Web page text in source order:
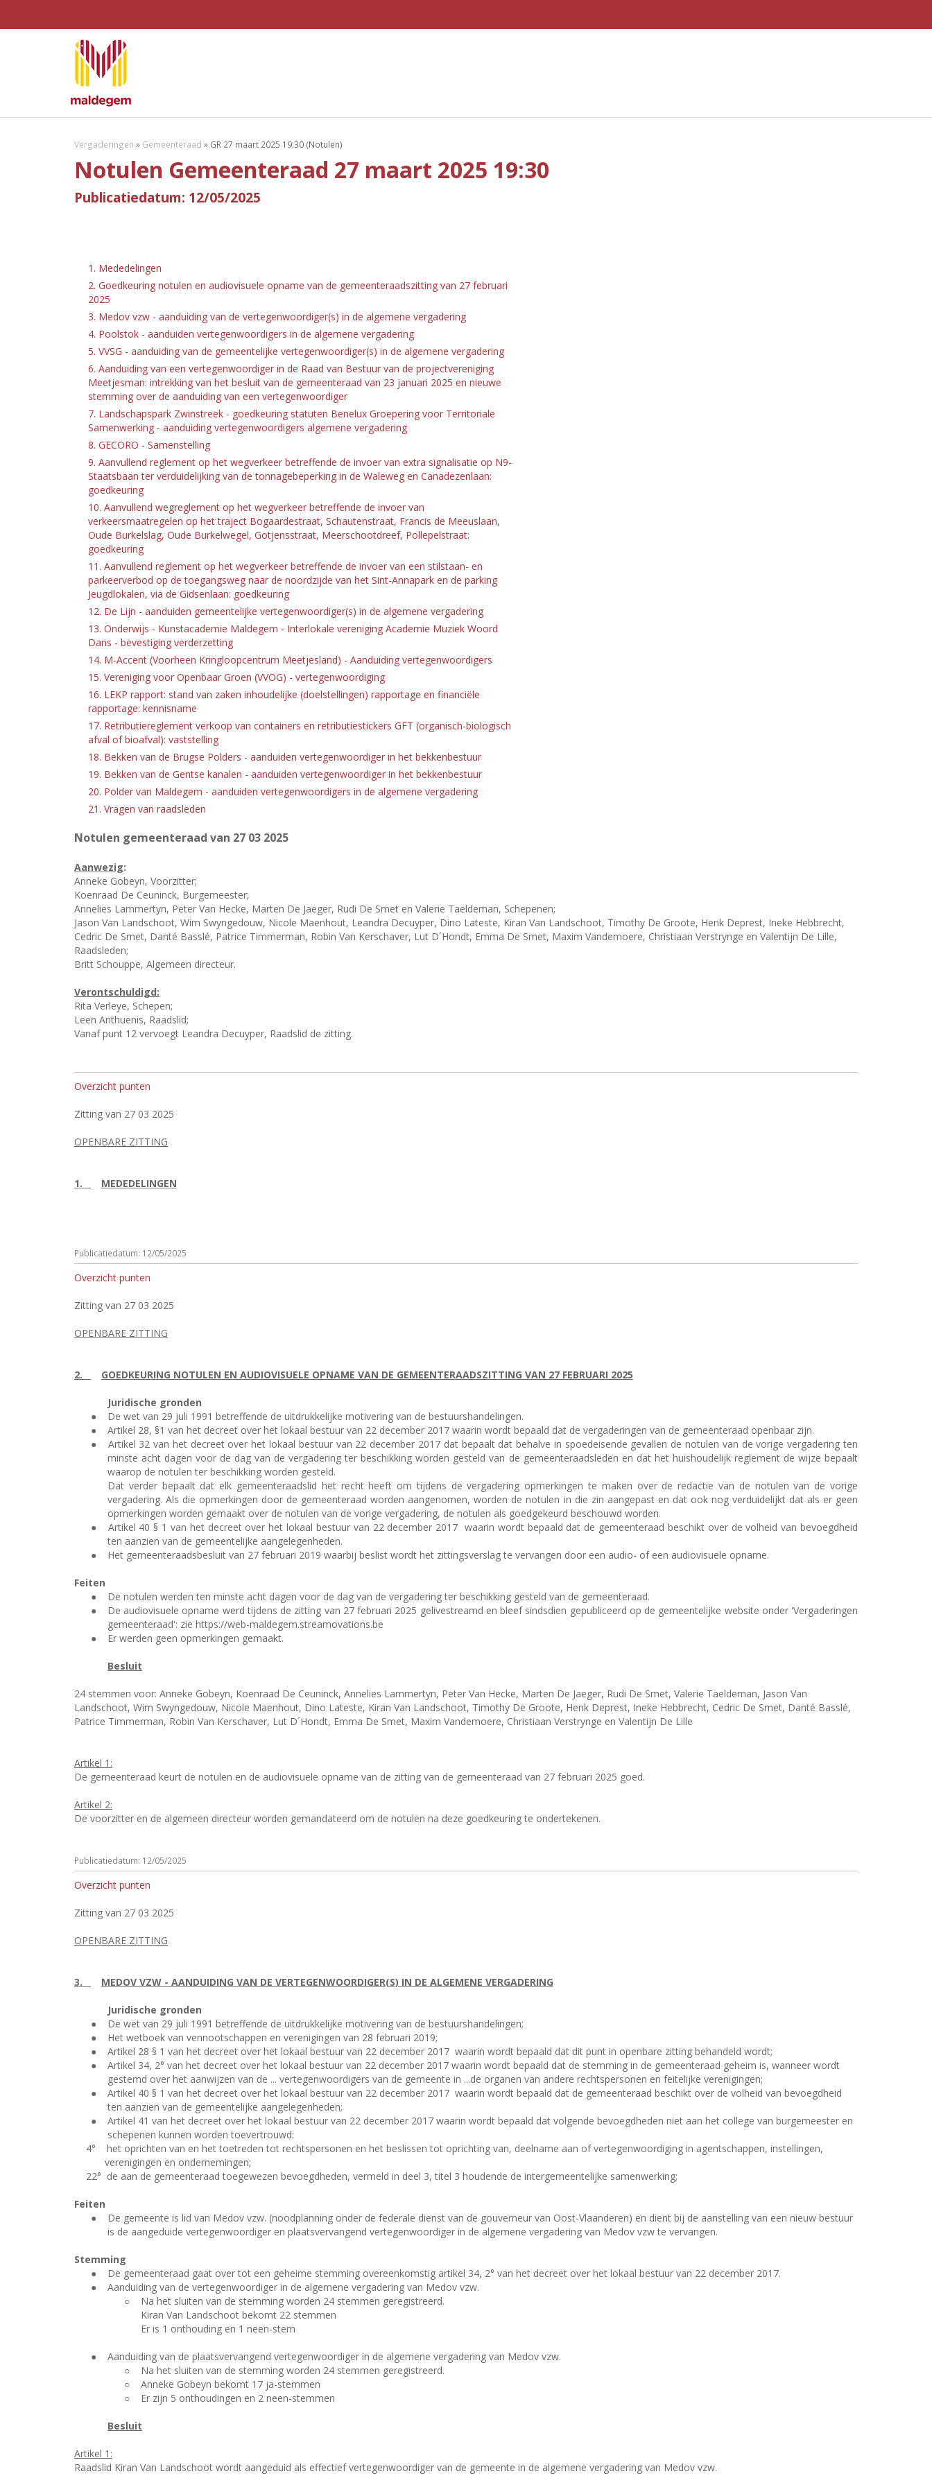
Vergaderingen » Gemeenteraad » GR 27 maart 2025 19:30 (Notulen)
Notulen Gemeenteraad 27 maart 2025 19:30
Publicatiedatum: 12/05/2025
1. Mededelingen
2. Goedkeuring notulen en audiovisuele opname van de gemeenteraadszitting van 27 februari
2025
3. Medov vzw - aanduiding van de vertegenwoordiger(s) in de algemene vergadering
4. Poolstok - aanduiden vertegenwoordigers in de algemene vergadering
5. VVSG - aanduiding van de gemeentelijke vertegenwoordiger(s) in de algemene vergadering
6. Aanduiding van een vertegenwoordiger in de Raad van Bestuur van de projectvereniging
Meetjesman: intrekking van het besluit van de gemeenteraad van 23 januari 2025 en nieuwe
stemming over de aanduiding van een vertegenwoordiger
7. Landschapspark Zwinstreek - goedkeuring statuten Benelux Groepering voor Territoriale
Samenwerking - aanduiding vertegenwoordigers algemene vergadering
8. GECORO - Samenstelling
9. Aanvullend reglement op het wegverkeer betreffende de invoer van extra signalisatie op N9-
Staatsbaan ter verduidelijking van de tonnagebeperking in de Waleweg en Canadezenlaan:
goedkeuring
10. Aanvullend wegreglement op het wegverkeer betreffende de invoer van
verkeersmaatregelen op het traject Bogaardestraat, Schautenstraat, Francis de Meeuslaan,
Oude Burkelslag, Oude Burkelwegel, Gotjensstraat, Meerschootdreef, Pollepelstraat:
goedkeuring
11. Aanvullend reglement op het wegverkeer betreffende de invoer van een stilstaan- en
parkeerverbod op de toegangsweg naar de noordzijde van het Sint-Annapark en de parking
Jeugdlokalen, via de Gidsenlaan: goedkeuring
12. De Lijn - aanduiden gemeentelijke vertegenwoordiger(s) in de algemene vergadering
13. Onderwijs - Kunstacademie Maldegem - Interlokale vereniging Academie Muziek Woord
Dans - bevestiging verderzetting
14. M-Accent (Voorheen Kringloopcentrum Meetjesland) - Aanduiding vertegenwoordigers
15. Vereniging voor Openbaar Groen (VVOG) - vertegenwoordiging
16. LEKP rapport: stand van zaken inhoudelijke (doelstellingen) rapportage en financiële
rapportage: kennisname
17. Retributiereglement verkoop van containers en retributiestickers GFT (organisch-biologisch
afval of bioafval): vaststelling
18. Bekken van de Brugse Polders - aanduiden vertegenwoordiger in het bekkenbestuur
19. Bekken van de Gentse kanalen - aanduiden vertegenwoordiger in het bekkenbestuur
20. Polder van Maldegem - aanduiden vertegenwoordigers in de algemene vergadering
21. Vragen van raadsleden
Notulen gemeenteraad van 27 03 2025
Aanwezig:
Anneke Gobeyn, Voorzitter;
Koenraad De Ceuninck, Burgemeester;
Annelies Lammertyn, Peter Van Hecke, Marten De Jaeger, Rudi De Smet en Valerie Taeldeman, Schepenen;
Jason Van Landschoot, Wim Swyngedouw, Nicole Maenhout, Leandra Decuyper, Dino Lateste, Kiran Van Landschoot, Timothy De Groote, Henk Deprest, Ineke Hebbrecht,
Cedric De Smet, Danté Basslé, Patrice Timmerman, Robin Van Kerschaver, Lut D´Hondt, Emma De Smet, Maxim Vandemoere, Christiaan Verstrynge en Valentijn De Lille,
Raadsleden;
Britt Schouppe, Algemeen directeur.
Verontschuldigd:
Rita Verleye, Schepen;
Leen Anthuenis, Raadslid;
Vanaf punt 12 vervoegt Leandra Decuyper, Raadslid de zitting.
Overzicht punten
Zitting van 27 03 2025
OPENBARE ZITTING
1. MEDEDELINGEN
Publicatiedatum: 12/05/2025
Overzicht punten
Zitting van 27 03 2025
OPENBARE ZITTING
2. GOEDKEURING NOTULEN EN AUDIOVISUELE OPNAME VAN DE GEMEENTERAADSZITTING VAN 27 FEBRUARI 2025
Juridische gronden
●
De wet van 29 juli 1991 betreffende de uitdrukkelijke motivering van de bestuurshandelingen.
●
Artikel 28, §1 van het decreet over het lokaal bestuur van 22 december 2017 waarin wordt bepaald dat de vergaderingen van de gemeenteraad openbaar zijn.
●
Artikel 32 van het decreet over het lokaal bestuur van 22 december 2017 dat bepaalt dat behalve in spoedeisende gevallen de notulen van de vorige vergadering ten
minste acht dagen voor de dag van de vergadering ter beschikking worden gesteld van de gemeenteraadsleden en dat het huishoudelijk reglement de wijze bepaalt
waarop de notulen ter beschikking worden gesteld.
Dat verder bepaalt dat elk gemeenteraadslid het recht heeft om tijdens de vergadering opmerkingen te maken over de redactie van de notulen van de vorige
vergadering. Als die opmerkingen door de gemeenteraad worden aangenomen, worden de notulen in die zin aangepast en dat ook nog verduidelijkt dat als er geen
opmerkingen worden gemaakt over de notulen van de vorige vergadering, de notulen als goedgekeurd beschouwd worden.
●
Artikel 40 § 1 van het decreet over het lokaal bestuur van 22 december 2017 waarin wordt bepaald dat de gemeenteraad beschikt over de volheid van bevoegdheid
ten aanzien van de gemeentelijke aangelegenheden.
●
Het gemeenteraadsbesluit van 27 februari 2019 waarbij beslist wordt het zittingsverslag te vervangen door een audio- of een audiovisuele opname.
Feiten
●
De notulen werden ten minste acht dagen voor de dag van de vergadering ter beschikking gesteld van de gemeenteraad.
●
De audiovisuele opname werd tijdens de zitting van 27 februari 2025 gelivestreamd en bleef sindsdien gepubliceerd op de gemeentelijke website onder 'Vergaderingen
gemeenteraad': zie https://web-maldegem.streamovations.be
●
Er werden geen opmerkingen gemaakt.
Besluit
24 stemmen voor: Anneke Gobeyn, Koenraad De Ceuninck, Annelies Lammertyn, Peter Van Hecke, Marten De Jaeger, Rudi De Smet, Valerie Taeldeman, Jason Van
Landschoot, Wim Swyngedouw, Nicole Maenhout, Dino Lateste, Kiran Van Landschoot, Timothy De Groote, Henk Deprest, Ineke Hebbrecht, Cedric De Smet, Danté Basslé,
Patrice Timmerman, Robin Van Kerschaver, Lut D´Hondt, Emma De Smet, Maxim Vandemoere, Christiaan Verstrynge en Valentijn De Lille
Artikel 1:
De gemeenteraad keurt de notulen en de audiovisuele opname van de zitting van de gemeenteraad van 27 februari 2025 goed.
Artikel 2:
De voorzitter en de algemeen directeur worden gemandateerd om de notulen na deze goedkeuring te ondertekenen.
Publicatiedatum: 12/05/2025
Overzicht punten
Zitting van 27 03 2025
OPENBARE ZITTING
3. MEDOV VZW - AANDUIDING VAN DE VERTEGENWOORDIGER(S) IN DE ALGEMENE VERGADERING
Juridische gronden
●
De wet van 29 juli 1991 betreffende de uitdrukkelijke motivering van de bestuurshandelingen;
●
Het wetboek van vennootschappen en verenigingen van 28 februari 2019;
●
Artikel 28 § 1 van het decreet over het lokaal bestuur van 22 december 2017 waarin wordt bepaald dat dit punt in openbare zitting behandeld wordt;
●
Artikel 34, 2° van het decreet over het lokaal bestuur van 22 december 2017 waarin wordt bepaald dat de stemming in de gemeenteraad geheim is, wanneer wordt
gestemd over het aanwijzen van de ... vertegenwoordigers van de gemeente in ...de organen van andere rechtspersonen en feitelijke verenigingen;
●
Artikel 40 § 1 van het decreet over het lokaal bestuur van 22 december 2017 waarin wordt bepaald dat de gemeenteraad beschikt over de volheid van bevoegdheid
ten aanzien van de gemeentelijke aangelegenheden;
●
Artikel 41 van het decreet over het lokaal bestuur van 22 december 2017 waarin wordt bepaald dat volgende bevoegdheden niet aan het college van burgemeester en
schepenen kunnen worden toevertrouwd:
4°
het oprichten van en het toetreden tot rechtspersonen en het beslissen tot oprichting van, deelname aan of vertegenwoordiging in agentschappen, instellingen,
verenigingen en ondernemingen;
22° de aan de gemeenteraad toegewezen bevoegdheden, vermeld in deel 3, titel 3 houdende de intergemeentelijke samenwerking;
Feiten
●
De gemeente is lid van Medov vzw. (noodplanning onder de federale dienst van de gouverneur van Oost-Vlaanderen) en dient bij de aanstelling van een nieuw bestuur
is de aangeduide vertegenwoordiger en plaatsvervangend vertegenwoordiger in de algemene vergadering van Medov vzw te vervangen.
Stemming
●
De gemeenteraad gaat over tot een geheime stemming overeenkomstig artikel 34, 2° van het decreet over het lokaal bestuur van 22 december 2017.
●
Aanduiding van de vertegenwoordiger in de algemene vergadering van Medov vzw.
○
Na het sluiten van de stemming worden 24 stemmen geregistreerd.
Kiran Van Landschoot bekomt 22 stemmen
Er is 1 onthouding en 1 neen-stem
●
Aanduiding van de plaatsvervangend vertegenwoordiger in de algemene vergadering van Medov vzw.
○
Na het sluiten van de stemming worden 24 stemmen geregistreerd.
○
Anneke Gobeyn bekomt 17 ja-stemmen
○
Er zijn 5 onthoudingen en 2 neen-stemmen
Besluit
Artikel 1:
Raadslid Kiran Van Landschoot wordt aangeduid als effectief vertegenwoordiger van de gemeente in de algemene vergadering van Medov vzw.